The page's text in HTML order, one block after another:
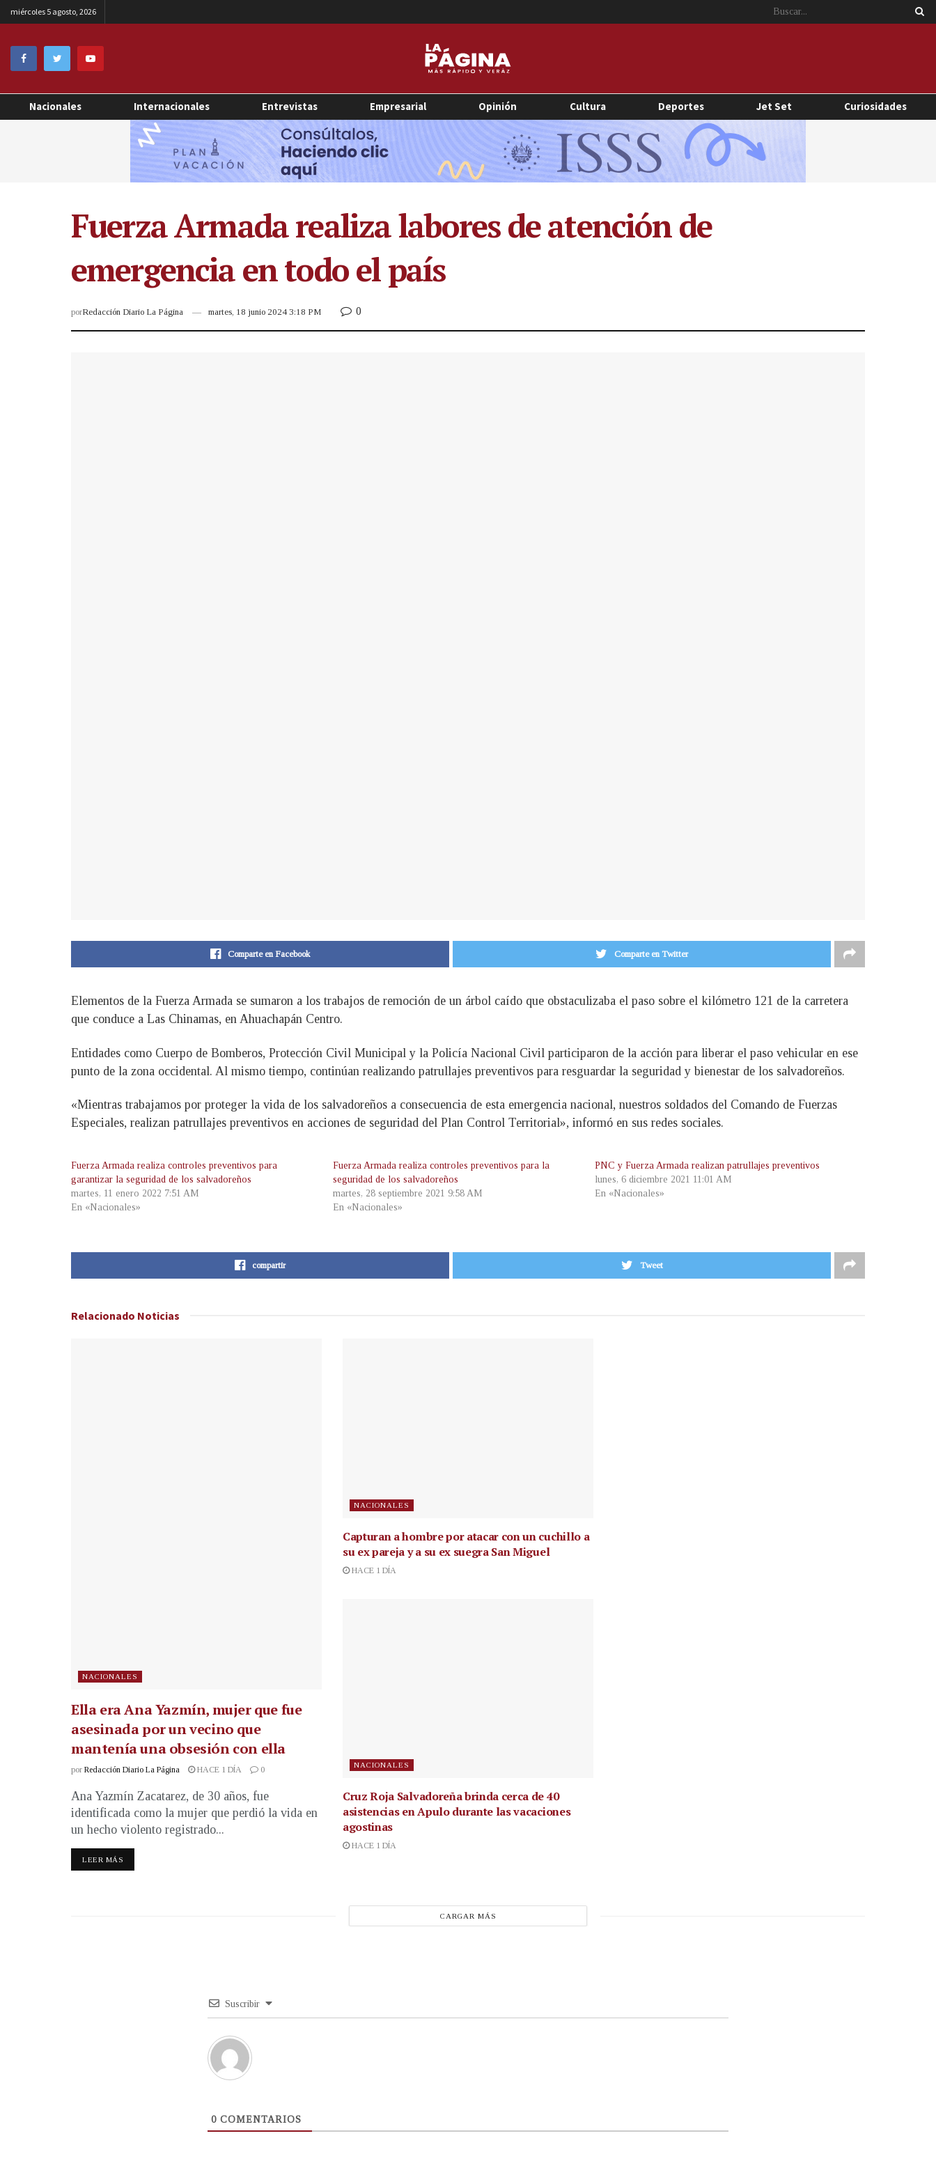
miércoles 5 agosto, 2026
Nacionales Internacionales Entrevistas Empresarial Opinión Cultura Deportes Jet Set Curiosidades
Fuerza Armada realiza labores de atención de
emergencia en todo el país
porRedacción Diario La Página martes, 18 junio 2024 3:18 PM 0
Comparte en Facebook Comparte en Twitter
Elementos de la Fuerza Armada se sumaron a los trabajos de remoción de un árbol caído que obstaculizaba el paso sobre el kilómetro 121 de la carretera
que conduce a Las Chinamas, en Ahuachapán Centro.
Entidades como Cuerpo de Bomberos, Protección Civil Municipal y la Policía Nacional Civil participaron de la acción para liberar el paso vehicular en ese
punto de la zona occidental. Al mismo tiempo, continúan realizando patrullajes preventivos para resguardar la seguridad y bienestar de los salvadoreños.
«Mientras trabajamos por proteger la vida de los salvadoreños a consecuencia de esta emergencia nacional, nuestros soldados del Comando de Fuerzas
Especiales, realizan patrullajes preventivos en acciones de seguridad del Plan Control Territorial», informó en sus redes sociales.
Fuerza Armada realiza controles preventivos para
garantizar la seguridad de los salvadoreños
martes, 11 enero 2022 7:51 AM
En «Nacionales»
Fuerza Armada realiza controles preventivos para la
seguridad de los salvadoreños
martes, 28 septiembre 2021 9:58 AM
En «Nacionales»
PNC y Fuerza Armada realizan patrullajes preventivos
lunes, 6 diciembre 2021 11:01 AM
En «Nacionales»
compartir Tweet
Relacionado Noticias
NACIONALES
Ella era Ana Yazmín, mujer que fue
asesinada por un vecino que
mantenía una obsesión con ella
por Redacción Diario La Página HACE 1 DÍA 0
Ana Yazmín Zacatarez, de 30 años, fue
identificada como la mujer que perdió la vida en
un hecho violento registrado...
LEER MÁS
NACIONALES
Capturan a hombre por atacar con un cuchillo a
su ex pareja y a su ex suegra San Miguel
HACE 1 DÍA
NACIONALES
Cruz Roja Salvadoreña brinda cerca de 40
asistencias en Apulo durante las vacaciones
agostinas
HACE 1 DÍA
CARGAR MÁS
Suscribir
0 COMENTARIOS